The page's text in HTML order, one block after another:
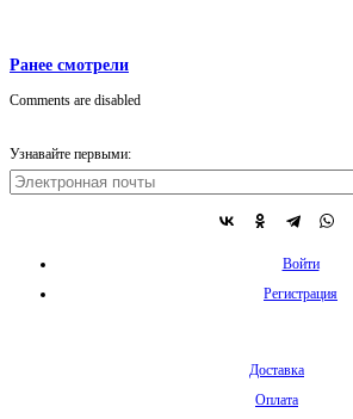
Ранее смотрели
Comments are disabled
Узнавайте первыми:
Войти
Регистрация
Доставка
Оплата